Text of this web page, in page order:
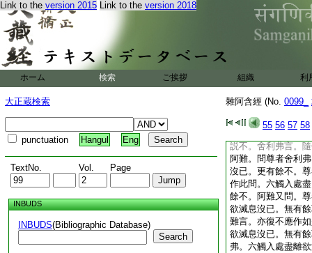
Link to the version 2015 Link to the version 2018
ホーム 検索 ご挨拶 組織 利
大正蔵検索
punctuation Hangul Eng
TextNo. Vol. Page
INBUDS
INBUDS(Bibliographic Database)
Search
雜阿含經 (No. 0099_
55 56 57 58
謂堪材用。斷根截
8
實。剥至於盡。都
正觀眼識。耳鼻舌
知不受後有。彼一
喜。各還其所
9
(二四九)
如是
孤獨園。爾時尊者
説不。舍利弗言。
阿難。問尊者舍利
沒已。更有餘不。
作此問。六觸入處
餘不。阿難又問。
欲滅息沒已。無有
難言。亦復不應作
欲滅息沒已。無有
弗。六觸入處盡離